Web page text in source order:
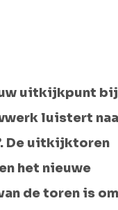
uitkijkpunt
luistert
De uitkijktoren
het nieuwe
de toren is om